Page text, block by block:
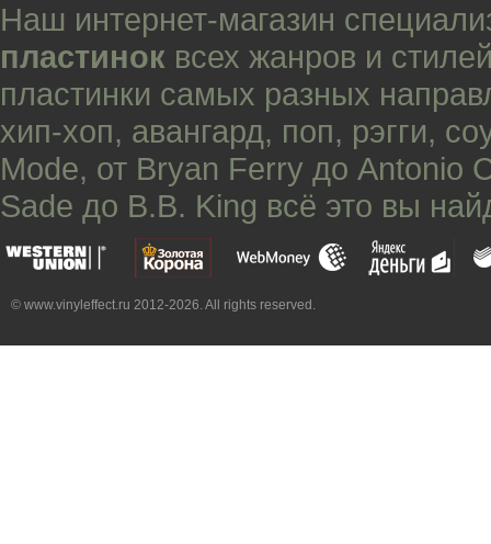
Наш интернет-магазин
пластинок всех жанров и
пластинки самых разных
хип-хоп, авангард, поп, рэгги,
Mode, от Bryan Ferry до Antonio
Sade до B.B. King всё это вы
© www.vinyleffect.ru 2012-2026. All rights reserved.